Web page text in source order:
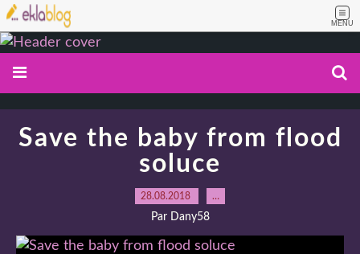
MENU
Save the baby from flood
soluce
28.08.2018 …
Par Dany58